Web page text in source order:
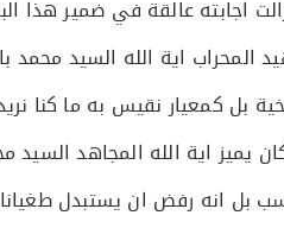
اجابته عالقة في ضمير هذا
المحراب اية الله السيد
بل كمعيار نقيس به ما كنا
يميز اية الله المجاهد السيد
بل انه رفض ان يستبدل